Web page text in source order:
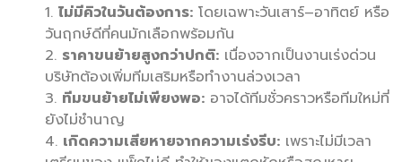
ไม่มีคิวในวันต้องการ: โดยเฉพาะวันเสาร์–อาทิตย์ หรือ
วันฤกษ์ดีที่คนมักเลือกพร้อมกัน
ราคาขนย้ายสูงกว่าปกติ: เนื่องจากเป็นงานเร่งด่วน
บริษัทต้องเพิ่มทีมเสริมหรือทำงานล่วงเวลา
ทีมขนย้ายไม่เพียงพอ: อาจได้ทีมชั่วคราวหรือทีมใหม่ที่
ยังไม่ชำนาญ
เกิดความเสียหายจากความเร่งรีบ: เพราะไม่มีเวลา